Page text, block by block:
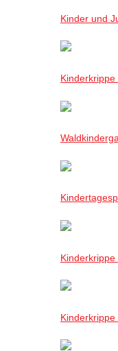
Kinder und
Kinderkrippe